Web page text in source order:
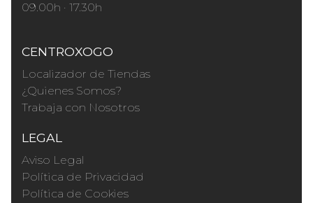
09.00h · 17.30h
CENTROXOGO
Localizador de Tiendas
¿Quienes Somos?
Trabaja con Nosotros
LEGAL
Aviso Legal
Política de Privacidad
Política de Cookies